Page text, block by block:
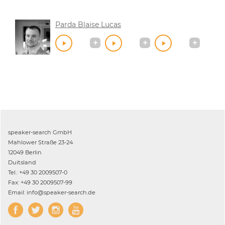
Parda Blaise Lucas
speaker-search GmbH
Mahlower Straße 23-24
12049 Berlin
Duitsland
Tel.: +49 30 2009507-0
Fax: +49 30 2009507-99
Email: info@speaker-search.de